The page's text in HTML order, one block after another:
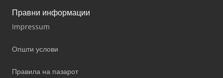
Правни информации
Impressum
Општи услови
Правила на пазарот